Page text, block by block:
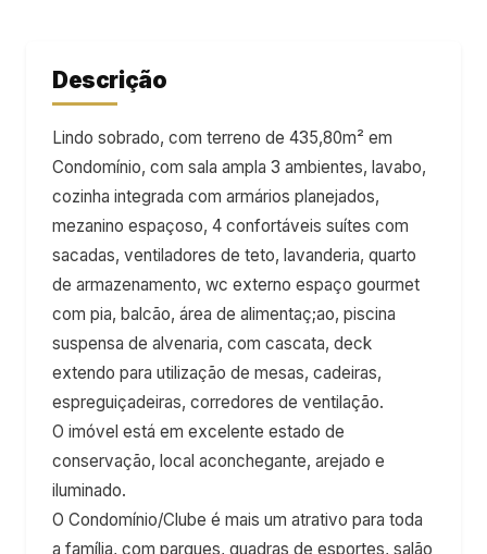
Descrição
Lindo sobrado, com terreno de 435,80m² em
Condomínio, com sala ampla 3 ambientes, lavabo,
cozinha integrada com armários planejados,
mezanino espaçoso, 4 confortáveis suítes com
sacadas, ventiladores de teto, lavanderia, quarto
de armazenamento, wc externo espaço gourmet
com pia, balcão, área de alimentaç;ao, piscina
suspensa de alvenaria, com cascata, deck
extendo para utilização de mesas, cadeiras,
espreguiçadeiras, corredores de ventilação.
O imóvel está em excelente estado de
conservação, local aconchegante, arejado e
iluminado.
O Condomínio/Clube é mais um atrativo para toda
a família, com parques, quadras de esportes, salão